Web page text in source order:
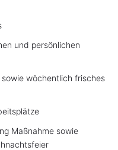
und persönlichen
wöchentlich frisches
Maßnahme sowie